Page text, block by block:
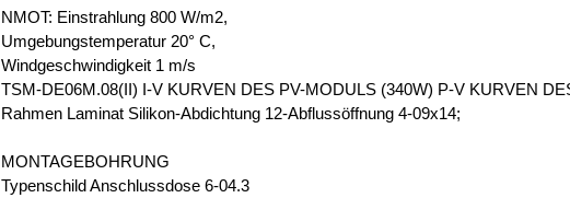
NMOT: Einstrahlung 800 W/m2,
Umgebungstemperatur 20° C,
Windgeschwindigkeit 1 m/s
TSM-DE06M.08(II) I-V KURVEN DES PV-MODULS (340W) P-V KURVEN
Rahmen Laminat Silikon-Abdichtung 12-Abflussöffnung 4-09x14;
MONTAGEBOHRUNG
Typenschild Anschlussdose 6-04.3